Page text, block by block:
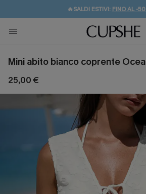
🔥SALDI ESTIVI: FINO AL -
🚚SPEDIZIONE GRATUITA
💌REGALO PER I NUOVI: 20% DI
Mini abito bianco coprente
25,00 €